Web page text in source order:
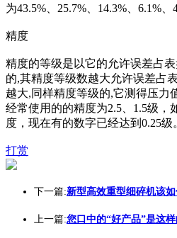
为43.5%、25.7%、14.3%、6.1%、
精度
精度的等级是以它的允许误差占
的,其精度等级数越大允许误差占
越大,同样精度等级的,它测得压力
经常使用的的精度为2.5、1.5级，
度，现在有的数字已经达到0.25级
打赏
下一篇:新型高效重型细碎机该
上一篇:您口中的“好产品”是这样